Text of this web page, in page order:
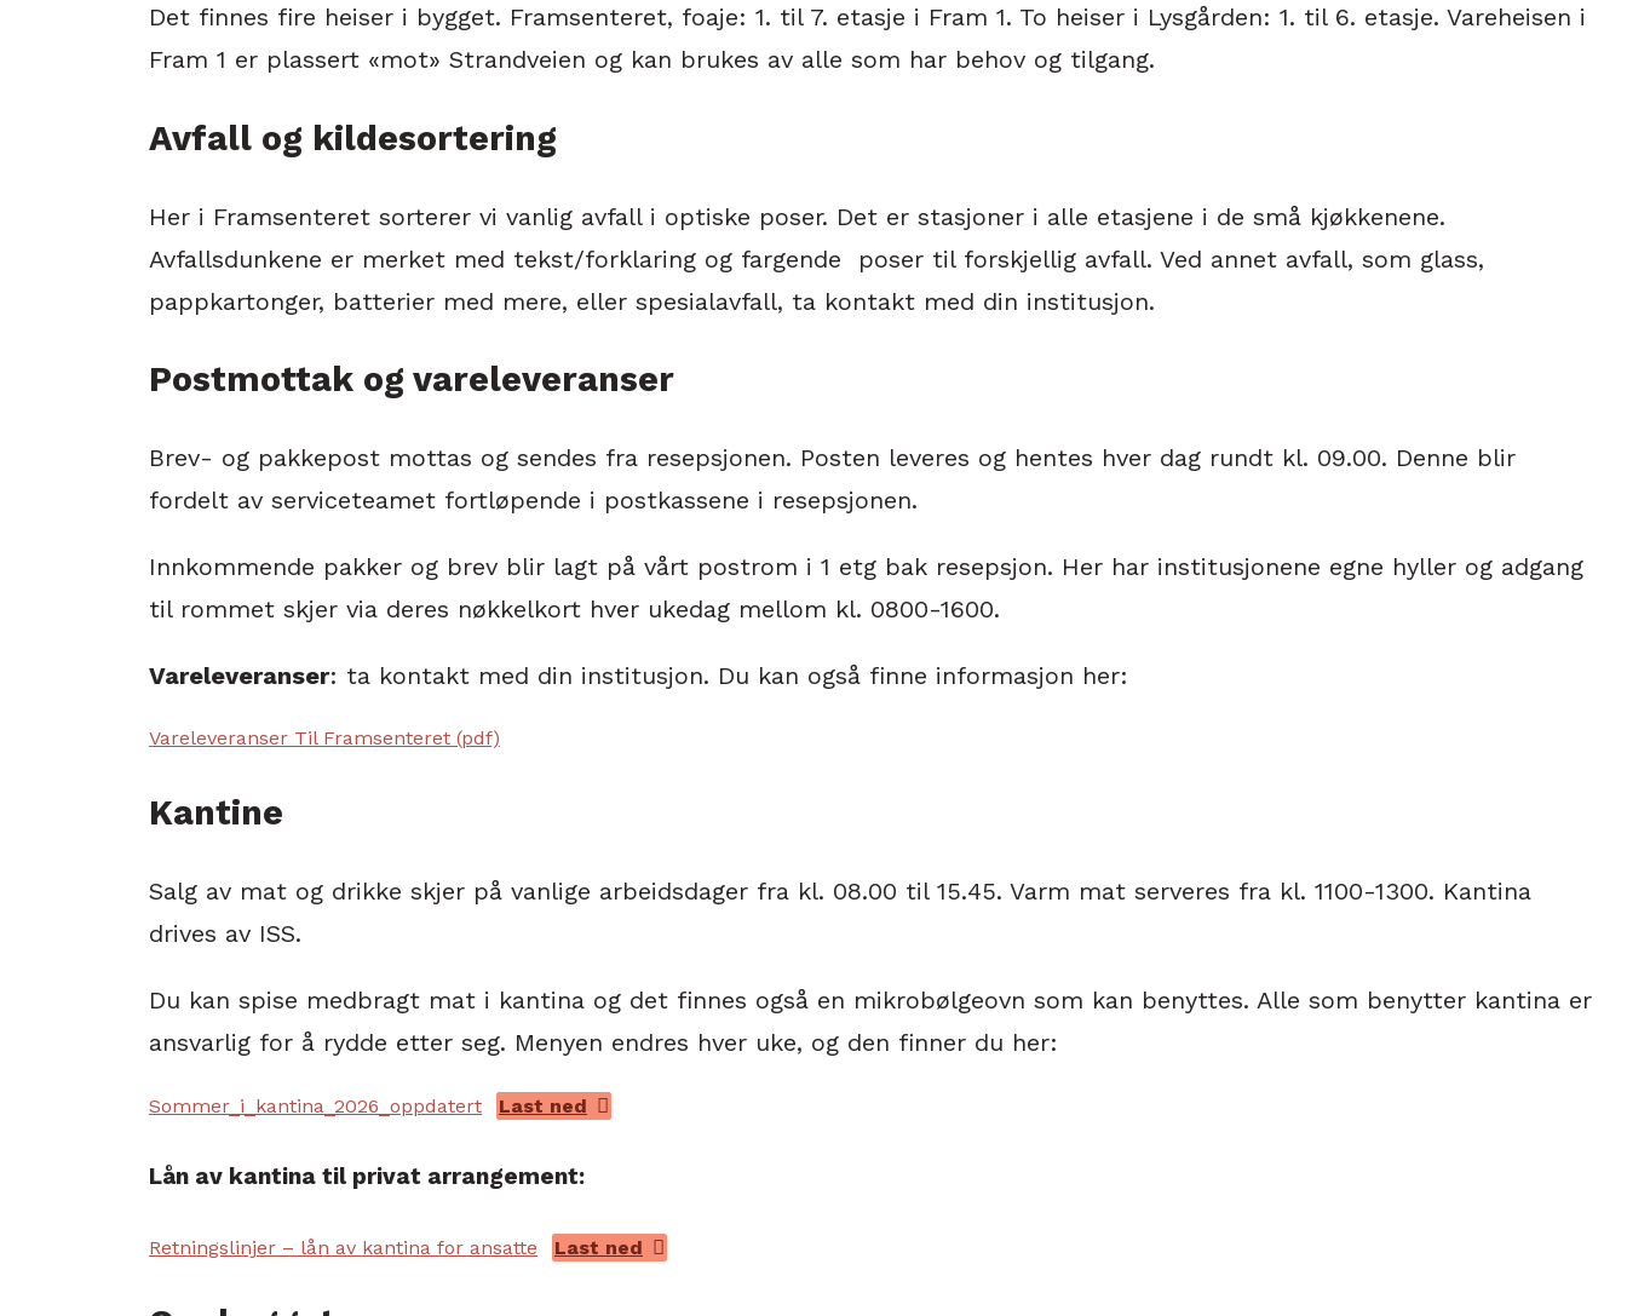
Det finnes fire heiser i bygget. Framsenteret, foaje: 1. til 7. etasje i Fram 1. To heiser i Lysgården: 1. til 6. etasje. Vareheisen i
Fram 1 er plassert «mot» Strandveien og kan brukes av alle som har behov og tilgang.
Avfall og kildesortering
Her i Framsenteret sorterer vi vanlig avfall i optiske poser. Det er stasjoner i alle etasjene i de små kjøkkenene.
Avfallsdunkene er merket med tekst/forklaring og fargende poser til forskjellig avfall. Ved annet avfall, som glass,
pappkartonger, batterier med mere, eller spesialavfall, ta kontakt med din institusjon.
Postmottak og vareleveranser
Brev- og pakkepost mottas og sendes fra resepsjonen. Posten leveres og hentes hver dag rundt kl. 09.00. Denne blir
fordelt av serviceteamet fortløpende i postkassene i resepsjonen.
Innkommende pakker og brev blir lagt på vårt postrom i 1 etg bak resepsjon. Her har institusjonene egne hyller og adgang
til rommet skjer via deres nøkkelkort hver ukedag mellom kl. 0800-1600.
Vareleveranser: ta kontakt med din institusjon. Du kan også finne informasjon her:
Vareleveranser Til Framsenteret (pdf)
Kantine
Salg av mat og drikke skjer på vanlige arbeidsdager fra kl. 08.00 til 15.45. Varm mat serveres fra kl. 1100-1300. Kantina
drives av ISS.
Du kan spise medbragt mat i kantina og det finnes også en mikrobølgeovn som kan benyttes. Alle som benytter kantina er
ansvarlig for å rydde etter seg. Menyen endres hver uke, og den finner du her:
Sommer_i_kantina_2026_oppdatert Last ned
Lån av kantina til privat arrangement:
Retningslinjer – lån av kantina for ansatte Last ned